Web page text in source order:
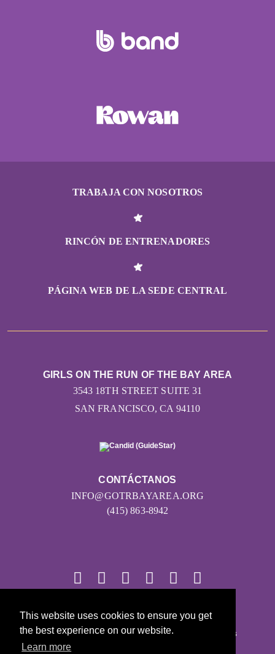
This website uses cookies to ensure you get
the best experience on our website.
Learn more
TRABAJA CON NOSOTROS
RINCÓN DE ENTRENADORES
PÁGINA WEB DE LA SEDE CENTRAL
CONTÁCTANOS
INFO@GOTRBAYAREA.ORG
(415) 863-8942
GIRLS ON THE RUN OF THE BAY AREA
3543 18TH STREET SUITE 31
SAN FRANCISCO, CA 94110
© 2026
Girls on the Run - Todos los derechos reservados